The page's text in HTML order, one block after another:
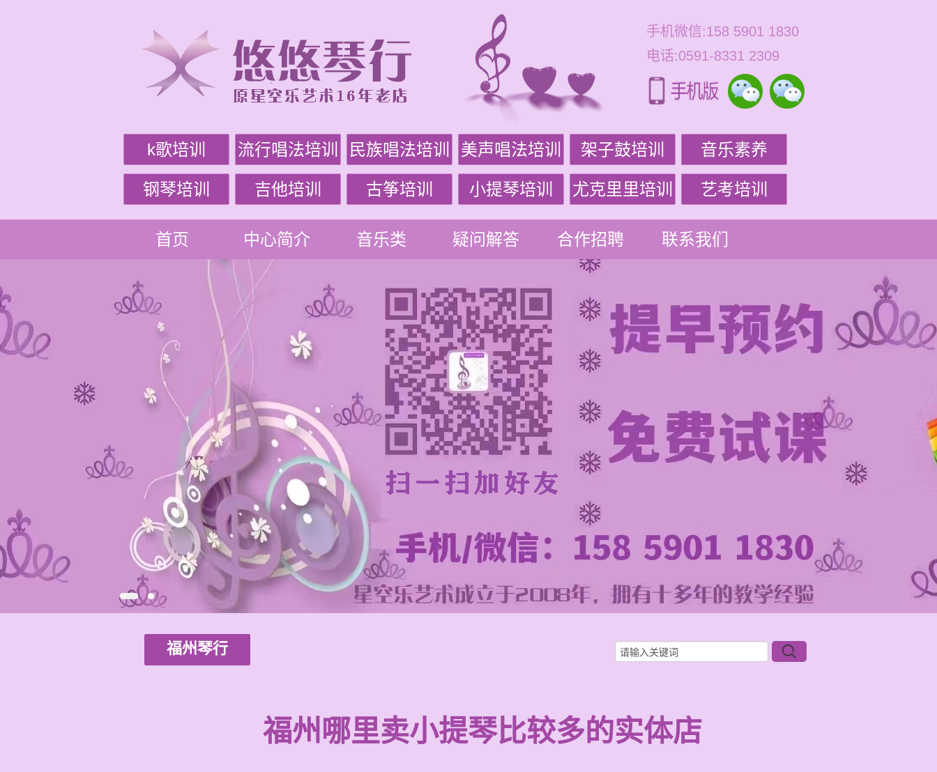
手机微信:158 5901 1830
电话:0591-8331 2309
k歌培训 流行唱法培训 民族唱法培训 美声唱法培训 架子鼓培训 音乐素养
钢琴培训 吉他培训 古筝培训 小提琴培训 尤克里里培训 艺考培训
首页 中心简介 音乐类 疑问解答 合作招聘 联系我们
福州琴行
福州哪里卖小提琴比较多的实体店